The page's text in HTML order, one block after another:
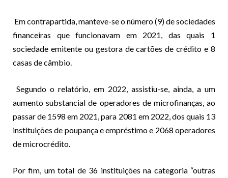
Em contrapartida, manteve-se o número (9) de sociedades
financeiras que funcionavam em 2021, das quais 1
sociedade emitente ou gestora de cartões de crédito e 8
casas de câmbio.
Segundo o relatório, em 2022, assistiu-se, ainda, a um
aumento substancial de operadores de microfinanças, ao
passar de 1598 em 2021, para 2081 em 2022, dos quais 13
instituições de poupança e empréstimo e 2068 operadores
de microcrédito.
Por fim, um total de 36 instituições na categoria “outras